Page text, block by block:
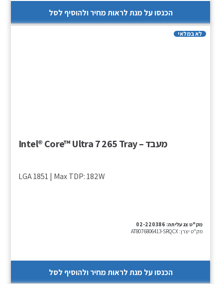
הכנסו על מנת לראות מחיר ולהוסיף לסל
לא במלאי
מעבד – Intel® Core™ Ultra 7 265 Tray
LGA 1851 | Max TDP: 182W
מק"ט צג עליתה: 02-220386
מק"ט יצרן: AT8076806413-SRQCX
הכנסו על מנת לראות מחיר ולהוסיף לסל